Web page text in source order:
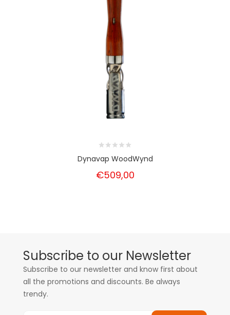
Dynavap WoodWynd
€509,00
Subscribe to our Newsletter
Subscribe to our newsletter and know first about
all the promotions and discounts. Be always
trendy.